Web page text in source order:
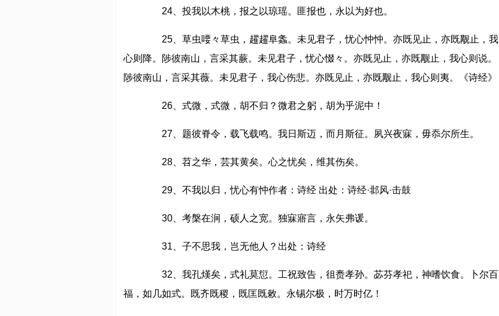
24、投我以木桃，报之以琼瑶。匪报也，永以为好也。
25、草虫喓々草虫，趯趯阜螽。未见君子，忧心忡忡。亦既见止，亦既觏止，我
心则降。陟彼南山，言采其蕨。未见君子，忧心惙々。亦既见止，亦既觏止，我心则说。
陟彼南山，言采其薇。未见君子，我心伤悲。亦既见止，亦既觏止，我心则夷。《诗经》
26、式微，式微，胡不归？微君之躬，胡为乎泥中！
27、题彼脊令，载飞载鸣。我日斯迈，而月斯征。夙兴夜寐，毋忝尔所生。
28、苕之华，芸其黄矣。心之忧矣，维其伤矣。
29、不我以归，忧心有忡作者：诗经 出处：诗经·邶风·击鼓
30、考槃在涧，硕人之宽。独寐寤言，永矢弗谖。
31、子不思我，岂无他人？出处：诗经
32、我孔熯矣，式礼莫愆。工祝致告，徂赉孝孙。苾芬孝祀，神嗜饮食。卜尔百
福，如几如式。既齐既稷，既匡既敕。永锡尔极，时万时亿！